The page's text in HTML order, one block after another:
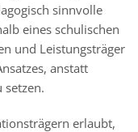
sinnvolle
eines schulischen
und Leistungsträger
anstatt
erlaubt,